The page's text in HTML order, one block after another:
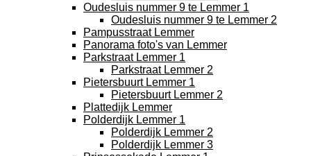
Oudesluis nummer 9 te Lemmer 1
Oudesluis nummer 9 te Lemmer 2
Pampusstraat Lemmer
Panorama foto's van Lemmer
Parkstraat Lemmer 1
Parkstraat Lemmer 2
Pietersbuurt Lemmer 1
Pietersbuurt Lemmer 2
Plattedijk Lemmer
Polderdijk Lemmer 1
Polderdijk Lemmer 2
Polderdijk Lemmer 3